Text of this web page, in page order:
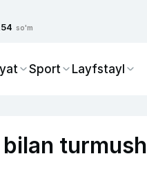
so'm
Sport Layfstayl
turmush